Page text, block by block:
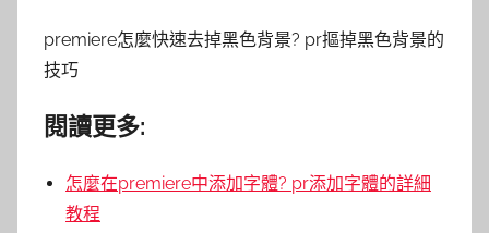
premiere怎麼快速去掉黑色背景? pr摳掉黑色背景的
技巧
閱讀更多:
怎麼在premiere中添加字體? pr添加字體的詳細
教程